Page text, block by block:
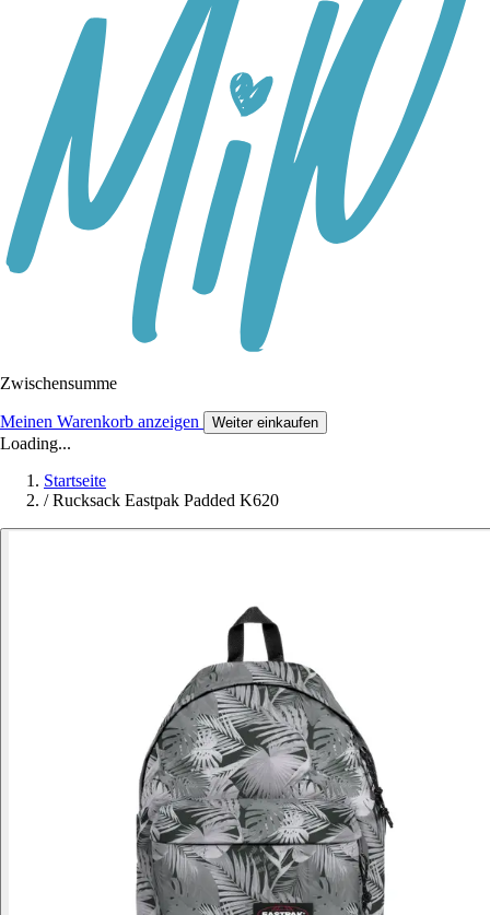
Zwischensumme
Meinen Warenkorb anzeigen Weiter einkaufen
Loading...
Startseite
/ Rucksack Eastpak Padded K620